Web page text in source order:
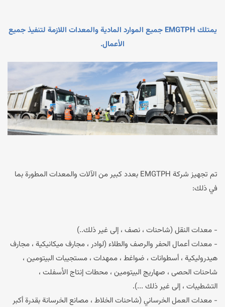
يمتلك EMGTPH جميع الموارد المادية والمعدات اللازمة لتنفيذ جميع
الأعمال.
تم تجهيز شركة EMGTPH بعدد كبير من الآلات والمعدات المطورة بما
في ذلك:
- معدات النقل (شاحنات ، نصف ، إلى غير ذلك..)
- معدات أعمال الحفر والرصف والطلاء (لوادر ، مجارف ميكانيكية ، مجارف
هيدروليكية ، أسطوانات ، ضواغط ، ممهدات ، مستجيبات البيتومين ،
شاحنات الحصى ، صهاريج البيتومين ، محطات إنتاج الأسفلت ،
التشطيبات ، إلى غير ذلك ...).
- معدات العمل الخرساني (شاحنات الخلاط ، مصانع الخرسانة بقدرة أكبر